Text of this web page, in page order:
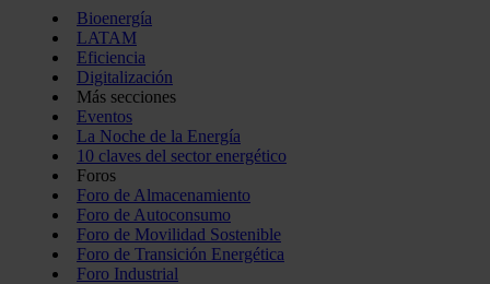
Bioenergía
LATAM
Eficiencia
Digitalización
Más secciones
Eventos
La Noche de la Energía
10 claves del sector energético
Foros
Foro de Almacenamiento
Foro de Autoconsumo
Foro de Movilidad Sostenible
Foro de Transición Energética
Foro Industrial